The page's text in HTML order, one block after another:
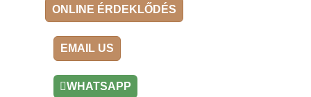
ONLINE ÉRDEKLŐDÉS
EMAIL US
WHATSAPP